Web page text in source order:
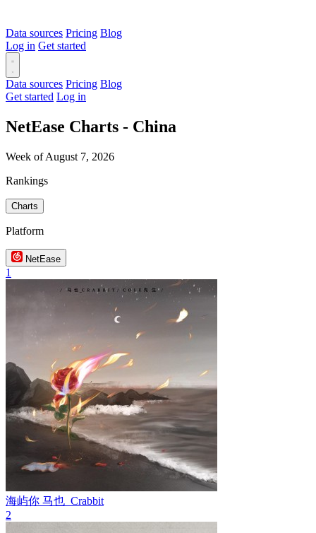
Data sources Pricing Blog
Log in Get started
Data sources Pricing Blog
Get started Log in
NetEase Charts - China
Week of August 7, 2026
Rankings
Charts
Platform
NetEase
1
海屿你 马也_Crabbit
2